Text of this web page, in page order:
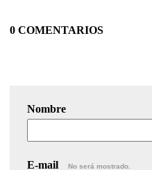
0 COMENTARIOS
Nombre
E-mail No será mostrado.